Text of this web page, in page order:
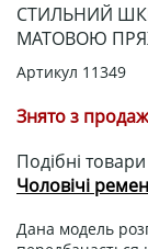
СТИЛЬНИЙ
МАТОВОЮ
Артикул 11349
Знято з
Подібні товари
Чоловічі
Дана модель